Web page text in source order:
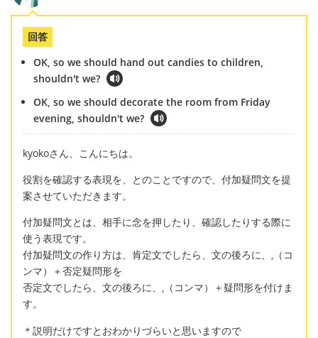
回答
OK, so we should hand out candies to children,
shouldn't we?
OK, so we should decorate the room from Friday
evening, shouldn't we?
kyokoさん、こんにちは。
役割を確認する表現を、とのことですので、付加疑問文を提
案させていただきます。
付加疑問文とは、相手に念を押したり、確認したりする際に
使う表現です。
付加疑問文の作り方は、肯定文でしたら、文の後ろに、,（コ
ンマ）＋否定疑問形を
否定文でしたら、文の後ろに、,（コンマ）＋疑問形を付けま
す。
＊説明だけですとおわかりづらいと思いますので